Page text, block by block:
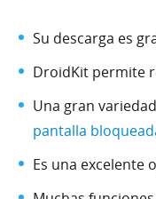
Su descarga es
DroidKit permite
Una gran
pantalla
Es una excelente